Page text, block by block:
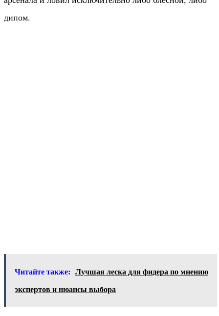
дипом.
Читайте также: Лучшая леска для фидера по мнению
экспертов и нюансы выбора